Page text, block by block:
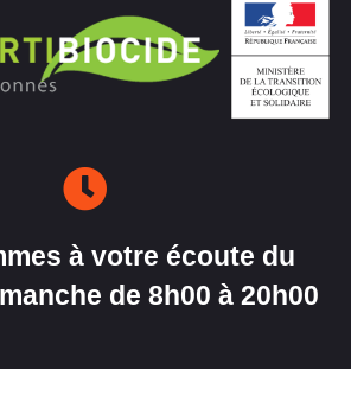
à votre écoute du
de 8h00 à 20h00